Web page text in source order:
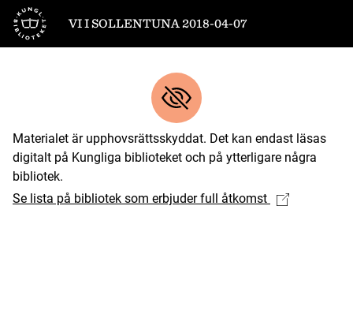
Till startsidan
VI I SOLLENTUNA 2018-04-07
Materialet är upphovsrättsskyddat. Det kan endast läsas
digitalt på Kungliga biblioteket och på ytterligare några
bibliotek.
Se lista på bibliotek som erbjuder full åtkomst